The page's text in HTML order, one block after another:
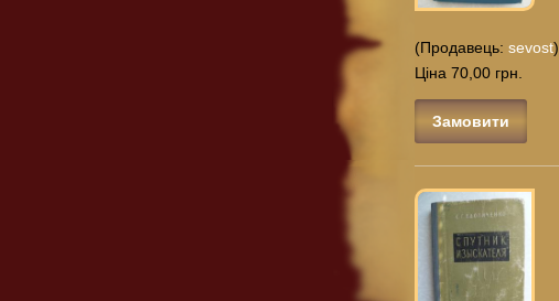
(Продавець:sevost)
Ціна 70,00 грн.
Замовити